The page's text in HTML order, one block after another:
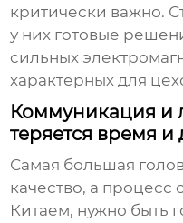
критически важно.
у них готовые
сильных
характерных для
Коммуникация и
теряется время и
Самая большая
качество, а процесс
Китаем, нужно быть